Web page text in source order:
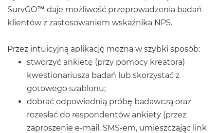
SurvGO™ daje możliwość przeprowadzenia badań
klientów z zastosowaniem wskaźnika NPS.
Przez intuicyjną aplikację można w szybki sposób:
stworzyć ankietę (przy pomocy kreatora)
kwestionariusza badań lub skorzystać z
gotowego szablonu;
dobrać odpowiednią próbę badawczą oraz
rozesłać do respondentów ankiety (przez
zaproszenie e-mail, SMS-em, umieszczając link